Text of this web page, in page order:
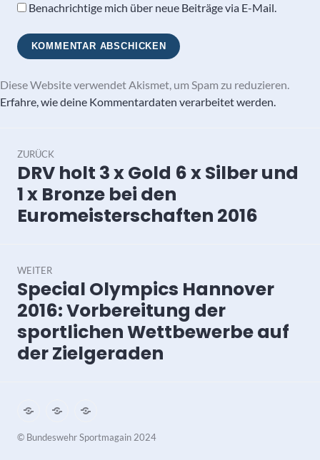
Benachrichtige mich über neue Beiträge via E-Mail.
Diese Website verwendet Akismet, um Spam zu reduzieren.
Erfahre, wie deine Kommentardaten verarbeitet werden.
ZURÜCK
Vorheriger
Beitrag:
DRV holt 3 x Gold 6 x Silber und
1 x Bronze bei den
Euromeisterschaften 2016
WEITER
Nächster
Beitrag:
Special Olympics Hannover
2016: Vorbereitung der
sportlichen Wettbewerbe auf
der Zielgeraden
ImpressumDatenschutz
Kontakt
©️ Bundeswehr Sportmagain 2024